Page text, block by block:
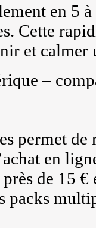
en 5
Cette
et calmer
–
permet
en
de 15
packs